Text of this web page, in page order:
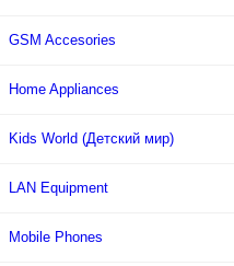
GSM Accesories
Home Appliances
Kids World (Детский мир)
LAN Equipment
Mobile Phones